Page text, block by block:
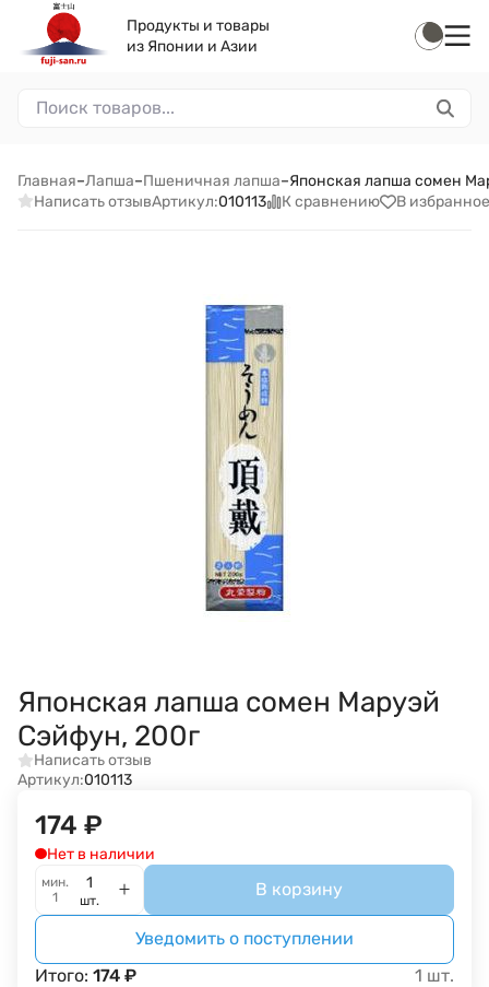
Продукты и товары
из Японии и Азии
Главная–Лапша–Пшеничная лапша–Японская лапша сомен
Написать отзывАртикул:010113 К сравнению В избранное
Японская лапша сомен Маруэй
Сэйфун, 200г
Написать отзыв
Артикул:010113
174 ₽
Нет в наличии
мин.
1
шт.
В корзину
Уведомить о поступлении
Итого: 174 ₽ 1 шт.